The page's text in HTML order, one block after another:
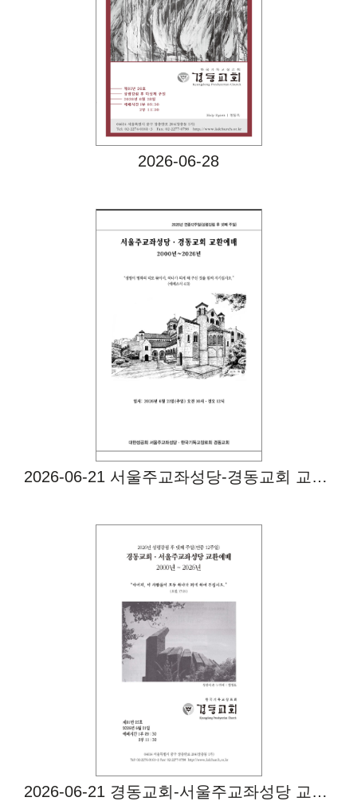
Views
2026-06-28
Views
2026-06-21 서울주교좌성당-경동교회 교환예배
Views
2026-06-21 경동교회-서울주교좌성당 교환예배